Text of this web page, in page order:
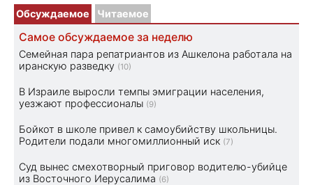
Обсуждаемое Читаемое
Самое обсуждаемое за неделю
Семейная пара репатриантов из Ашкелона работала на
иранскую разведку (10)
В Израиле выросли темпы эмиграции населения,
уезжают профессионалы (9)
Бойкот в школе привел к самоубийству школьницы.
Родители подали многомиллионный иск (7)
Суд вынес смехотворный приговор водителю-убийце
из Восточного Иерусалима (6)